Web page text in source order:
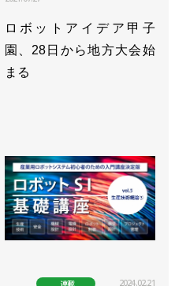
ロボットアイデア甲子
園、28日から地方大会始
まる
連載 2024.02.21